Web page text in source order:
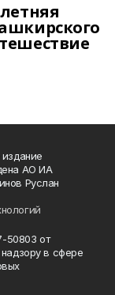
АО ИА
Руслан
50803 от
в сфере